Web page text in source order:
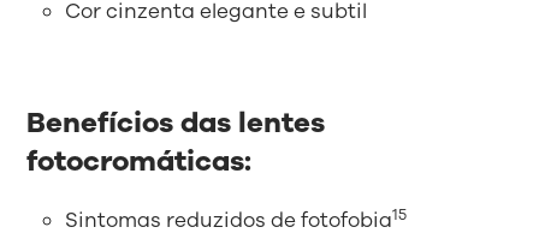
Cor cinzenta elegante e subtil
Benefícios das lentes
fotocromáticas:
Sintomas reduzidos de fotofobia15